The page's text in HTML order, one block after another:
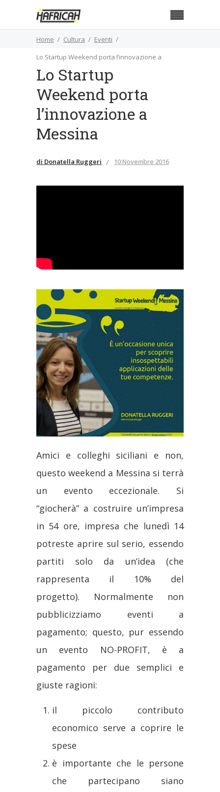
Home Cultura
Eventi
Lo Startup Weekend porta l’innovazione a
Messina
Lo Startup
Weekend porta
l’innovazione a
Messina
di Donatella Ruggeri 10 Novembre 2016
Amici e colleghi siciliani e non,
questo weekend a Messina si terrà
un evento eccezionale. Si
“giocherà” a costruire un’impresa
in 54 ore, impresa che lunedì 14
potreste aprire sul serio, essendo
partiti solo da un’idea (che
rappresenta il 10% del
progetto). Normalmente non
pubblicizziamo eventi a
pagamento; questo, pur essendo
un evento NO-PROFIT, è a
pagamento per due semplici e
giuste ragioni:
il piccolo contributo
economico serve a coprire le
spese
è importante che le persone
che partecipano siano